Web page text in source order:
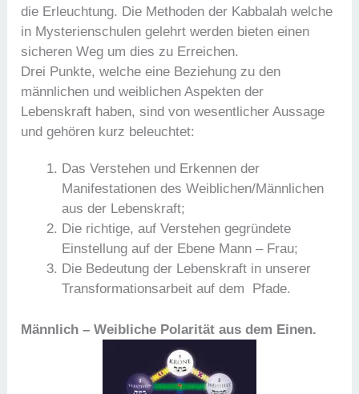
die Erleuchtung. Die Methoden der Kabbalah welche
in Mysterienschulen gelehrt werden bieten einen
sicheren Weg um dies zu Erreichen.
Drei Punkte, welche eine Beziehung zu den
männlichen und weiblichen Aspekten der
Lebenskraft haben, sind von wesentlicher Aussage
und gehören kurz beleuchtet:
Das Verstehen und Erkennen der
Manifestationen des Weiblichen/Männlichen
aus der Lebenskraft;
Die richtige, auf Verstehen gegründete
Einstellung auf der Ebene Mann – Frau;
Die Bedeutung der Lebenskraft in unserer
Transformationsarbeit auf dem Pfade.
Männlich – Weibliche Polarität aus dem Einen.